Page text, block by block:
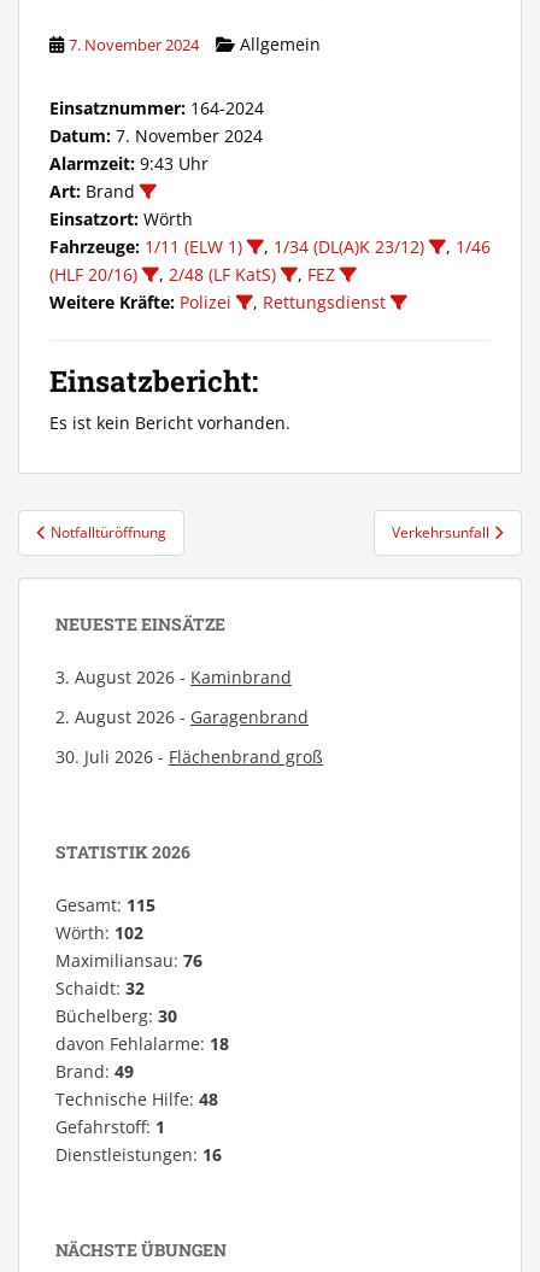
7. November 2024 Allgemein
Einsatznummer: 164-2024
Datum: 7. November 2024
Alarmzeit: 9:43 Uhr
Art: Brand
Einsatzort: Wörth
Fahrzeuge: 1/11 (ELW 1) , 1/34 (DL(A)K 23/12) , 1/46
(HLF 20/16)
, 2/48 (LF KatS) , FEZ
Weitere Kräfte: Polizei , Rettungsdienst
Einsatzbericht:
Es ist kein Bericht vorhanden.
Beitragsnavigation
Notfalltüröffnung Verkehrsunfall
NEUESTE EINSÄTZE
3. August 2026 - Kaminbrand
2. August 2026 - Garagenbrand
30. Juli 2026 - Flächenbrand groß
STATISTIK 2026
Gesamt: 115
Wörth: 102
Maximiliansau: 76
Schaidt: 32
Büchelberg: 30
davon Fehlalarme: 18
Brand: 49
Technische Hilfe: 48
Gefahrstoff: 1
Dienstleistungen: 16
NÄCHSTE ÜBUNGEN